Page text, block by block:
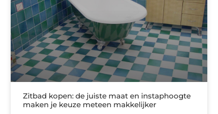
Zitbad kopen: de juiste maat en instaphoogte
maken je keuze meteen makkelijker